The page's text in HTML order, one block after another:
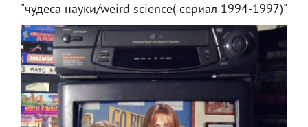
"чудеса науки/weird science( сериал 1994-1997)"